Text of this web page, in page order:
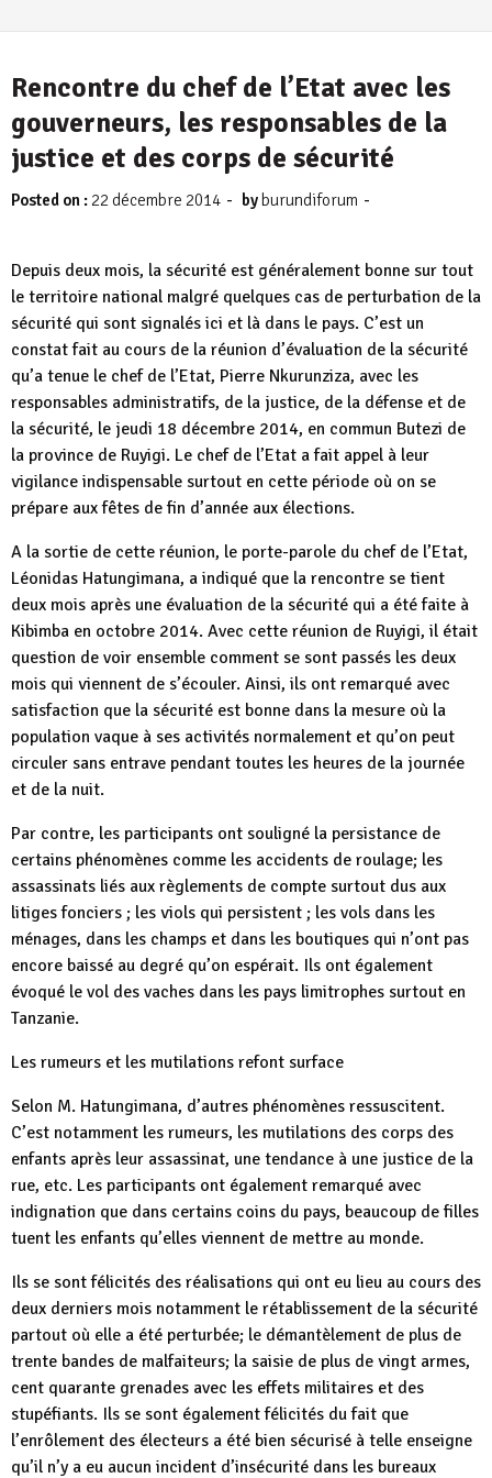
Rencontre du chef de l’Etat avec les
gouverneurs, les responsables de la
justice et des corps de sécurité
Posted on : 22 décembre 2014 - by burundiforum -
Depuis deux mois, la sécurité est généralement bonne sur tout
le territoire national malgré quelques cas de perturbation de la
sécurité qui sont signalés ici et là dans le pays. C’est un
constat fait au cours de la réunion d’évaluation de la sécurité
qu’a tenue le chef de l’Etat, Pierre Nkurunziza, avec les
responsables administratifs, de la justice, de la défense et de
la sécurité, le jeudi 18 décembre 2014, en commun Butezi de
la province de Ruyigi. Le chef de l’Etat a fait appel à leur
vigilance indispensable surtout en cette période où on se
prépare aux fêtes de fin d’année aux élections.
A la sortie de cette réunion, le porte-parole du chef de l’Etat,
Léonidas Hatungimana, a indiqué que la rencontre se tient
deux mois après une évaluation de la sécurité qui a été faite à
Kibimba en octobre 2014. Avec cette réunion de Ruyigi, il était
question de voir ensemble comment se sont passés les deux
mois qui viennent de s’écouler. Ainsi, ils ont remarqué avec
satisfaction que la sécurité est bonne dans la mesure où la
population vaque à ses activités normalement et qu’on peut
circuler sans entrave pendant toutes les heures de la journée
et de la nuit.
Par contre, les participants ont souligné la persistance de
certains phénomènes comme les accidents de roulage; les
assassinats liés aux règlements de compte surtout dus aux
litiges fonciers ; les viols qui persistent ; les vols dans les
ménages, dans les champs et dans les boutiques qui n’ont pas
encore baissé au degré qu’on espérait. Ils ont également
évoqué le vol des vaches dans les pays limitrophes surtout en
Tanzanie.
Les rumeurs et les mutilations refont surface
Selon M. Hatungimana, d’autres phénomènes ressuscitent.
C’est notamment les rumeurs, les mutilations des corps des
enfants après leur assassinat, une tendance à une justice de la
rue, etc. Les participants ont également remarqué avec
indignation que dans certains coins du pays, beaucoup de filles
tuent les enfants qu’elles viennent de mettre au monde.
Ils se sont félicités des réalisations qui ont eu lieu au cours des
deux derniers mois notamment le rétablissement de la sécurité
partout où elle a été perturbée; le démantèlement de plus de
trente bandes de malfaiteurs; la saisie de plus de vingt armes,
cent quarante grenades avec les effets militaires et des
stupéfiants. Ils se sont également félicités du fait que
l’enrôlement des électeurs a été bien sécurisé à telle enseigne
qu’il n’y a eu aucun incident d’insécurité dans les bureaux